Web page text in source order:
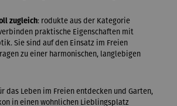
zugleich: rodukte aus der Kategorie
praktische Eigenschaften mit
Sie sind auf den Einsatz im Freien
zu einer harmonischen, langlebigen
das Leben im Freien entdecken und Garten,
in einen wohnlichen Lieblingsplatz